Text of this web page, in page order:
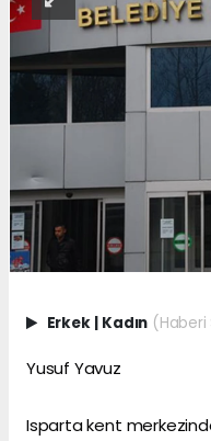
Erkek | Kadın (Haberi
Yusuf Yavuz
Isparta kent